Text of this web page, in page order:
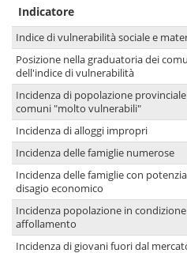
Indicatore
Indice di vulnerabilità sociale e
Posizione nella graduatoria dei
dell'indice di vulnerabilità
Incidenza di popolazione
comuni "molto vulnerabili"
Incidenza di alloggi impropri
Incidenza delle famiglie numerose
Incidenza delle famiglie con
disagio economico
Incidenza popolazione in
affollamento
Incidenza di giovani fuori dal